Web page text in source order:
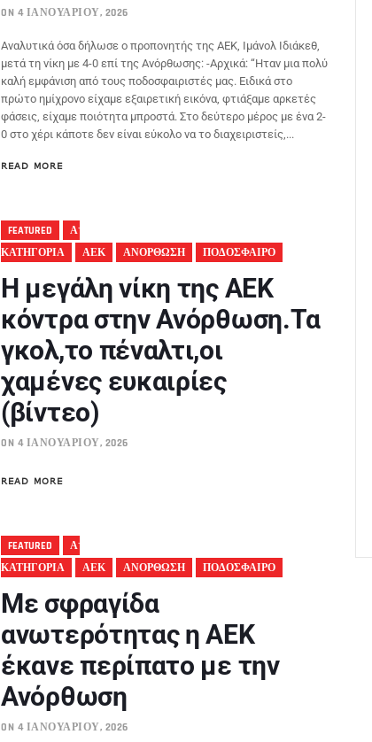
ON 4 ΙΑΝΟΥΑΡΊΟΥ, 2026
Αναλυτικά όσα δήλωσε ο προπονητής της ΑΕΚ, Ιμάνολ Ιδιάκεθ,
μετά τη νίκη με 4-0 επί της Ανόρθωσης: -Αρχικά: “Ηταν μια πολύ
καλή εμφάνιση από τους ποδοσφαιριστές μας. Ειδικά στο
πρώτο ημίχρονο είχαμε εξαιρετική εικόνα, φτιάξαμε αρκετές
φάσεις, είχαμε ποιότητα μπροστά. Στο δεύτερο μέρος με ένα 2-
0 στο χέρι κάποτε δεν είναι εύκολο να το διαχειριστείς,...
READ MORE
FEATURED
Α'
ΚΑΤΗΓΟΡΙΑ
ΑΕΚ ΑΝΟΡΘΩΣΗ ΠΟΔΟΣΦΑΙΡΟ
Η μεγάλη νίκη της ΑΕΚ
κόντρα στην Ανόρθωση.Τα
γκολ,το πέναλτι,οι
χαμένες ευκαιρίες
(βίντεο)
ON 4 ΙΑΝΟΥΑΡΊΟΥ, 2026
READ MORE
FEATURED
Α'
ΚΑΤΗΓΟΡΙΑ
ΑΕΚ ΑΝΟΡΘΩΣΗ ΠΟΔΟΣΦΑΙΡΟ
Με σφραγίδα
ανωτερότητας η ΑΕΚ
έκανε περίπατο με την
Ανόρθωση
ON 4 ΙΑΝΟΥΑΡΊΟΥ, 2026